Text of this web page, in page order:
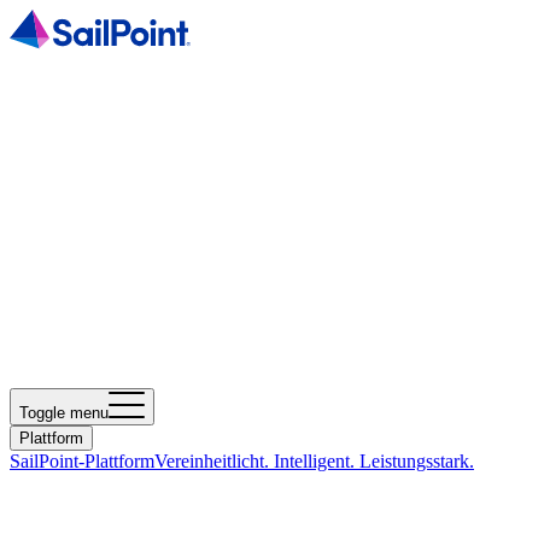
Toggle menu
Plattform
SailPoint-PlattformVereinheitlicht. Intelligent. Leistungsstark.